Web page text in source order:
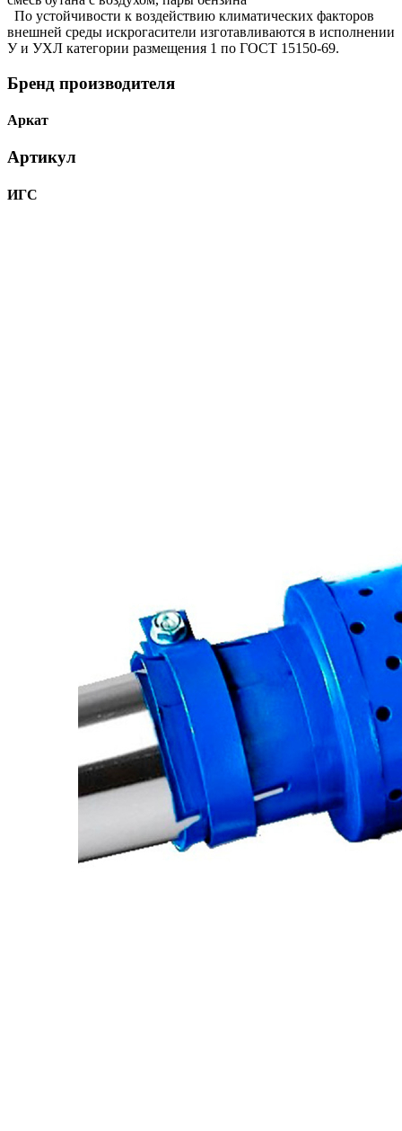
По устойчивости к воздействию климатических факторов
внешней среды искрогасители изготавливаются в исполнении
У и УХЛ категории размещения 1 по ГОСТ 15150-69.
Бренд производителя
Аркат
Артикул
ИГС